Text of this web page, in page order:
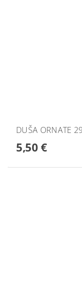
DUŠA ORNATE
5,50 €